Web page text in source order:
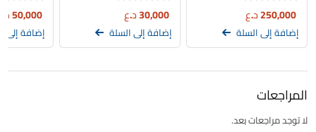
250,000د.ع
إضافة إلى السلة
30,000د.ع
إضافة إلى السلة
50,000
إضافة إلى
المراجعات
لا توجد مراجعات بعد.